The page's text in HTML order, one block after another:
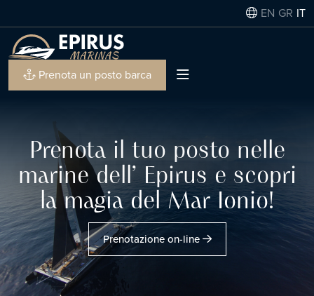
EN GR IT
Prenota un posto barca
Prenota il tuo posto nelle
marine dell’ Epirus e scopri
la magia del Mar Ionio!
Prenotazione on-line